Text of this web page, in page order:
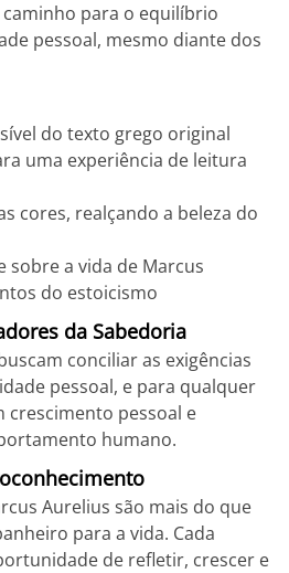
para o equilíbrio
pessoal, mesmo diante dos
do texto grego original
uma experiência de leitura
cores, realçando a beleza do
a vida de Marcus
do estoicismo
da Sabedoria
conciliar as exigências
pessoal, e para qualquer
crescimento pessoal e
humano.
Aurelius são mais do que
para a vida. Cada
de refletir, crescer e